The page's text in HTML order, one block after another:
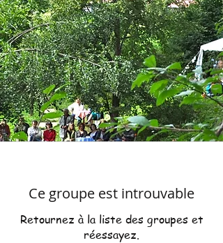
Ce groupe est introuvable
Retournez à la liste des groupes et
réessayez.